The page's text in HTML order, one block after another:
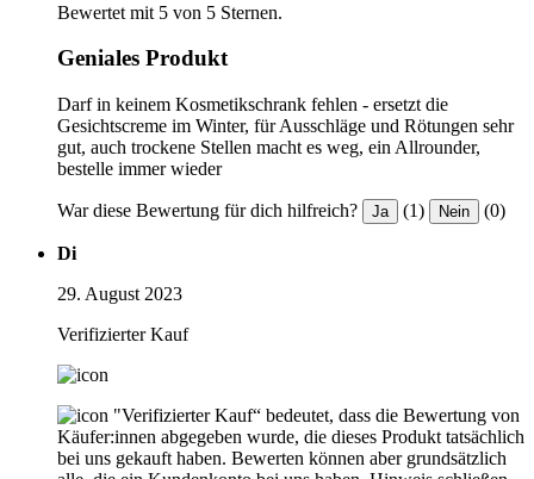
Bewertet mit 5 von 5 Sternen.
Geniales Produkt
Darf in keinem Kosmetikschrank fehlen - ersetzt die
Gesichtscreme im Winter, für Ausschläge und Rötungen sehr
gut, auch trockene Stellen macht es weg, ein Allrounder,
bestelle immer wieder
War diese Bewertung für dich hilfreich? Ja (1) Nein (0)
Di
29. August 2023
Verifizierter Kauf
"Verifizierter Kauf“ bedeutet, dass die Bewertung von
Käufer:innen abgegeben wurde, die dieses Produkt tatsächlich
bei uns gekauft haben. Bewerten können aber grundsätzlich